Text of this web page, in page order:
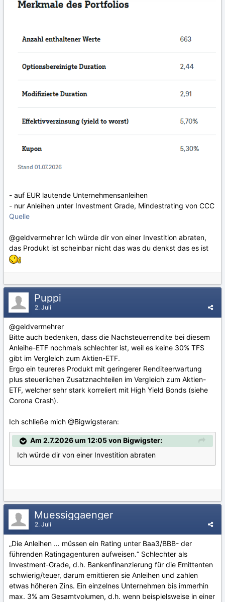
- auf EUR lautende Unternehmensanleihen
- nur Anleihen unter Investment Grade, Mindestrating von CCC
Quelle
@geldvermehrer Ich würde dir von einer Investition abraten,
das Produkt ist scheinbar nicht das was du denkst das es ist
Puppi
2. Juli
@geldvermehrer
Bitte auch bedenken, dass die Nachsteuerrendite bei diesem
Anleihe-ETF nochmals schlechter ist, weil es keine 30% TFS
gibt im Vergleich zum Aktien-ETF.
Ergo ein teureres Produkt mit geringerer Renditeerwartung
plus steuerlichen Zusatznachteilen im Vergleich zum Aktien-
ETF, welcher sehr stark korreliert mit High Yield Bonds (siehe
Corona Crash).
Ich schließe mich @Bigwigsteran:
Am 2.7.2026 um 12:05 von Bigwigster:
Ich würde dir von einer Investition abraten
Muessiggaenger
2. Juli
„Die Anleihen … müssen ein Rating unter Baa3/BBB- der
führenden Ratingagenturen aufweisen.“ Schlechter als
Investment-Grade, d.h. Bankenfinanzierung für die Emittenten
schwierig/teuer, darum emittieren sie Anleihen und zahlen
etwas höheren Zins. Ein einzelnes Unternehmen bis immerhin
max. 3% am Gesamtvolumen, d.h. wenn beispielsweise in einer